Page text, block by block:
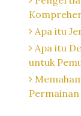
Apa itu
Apa itu
untuk